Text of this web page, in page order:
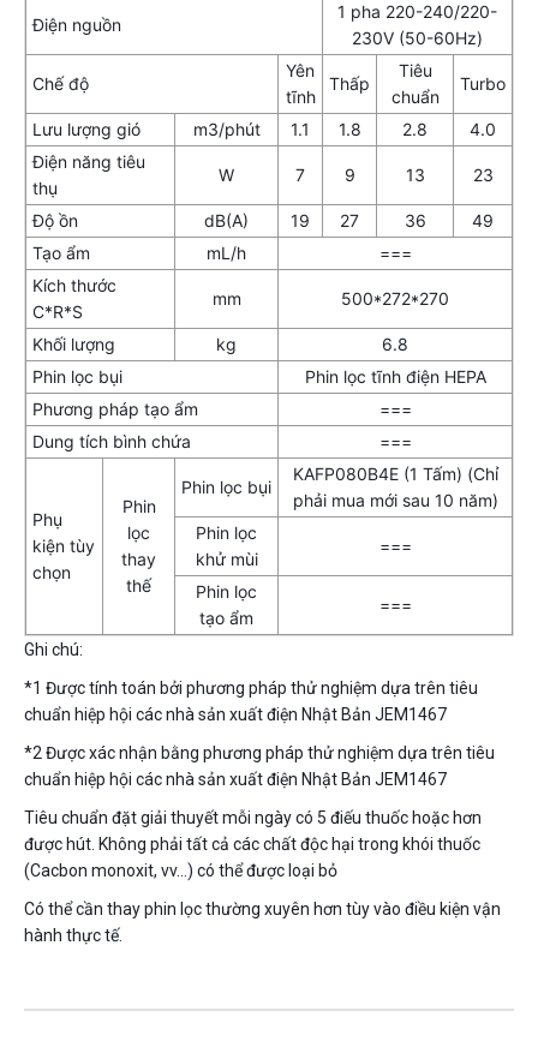
Điện nguồn
1 pha 220-240/220-
230V (50-60Hz)
Chế độ
Yên
tĩnh
Thấp
Tiêu
chuẩn
Turbo
Lưu lượng gió m3/phút 1.1 1.8 2.8
4.0
Điện năng tiêu
thụ
W 7 9 13 23
Độ ồn dB(A) 19 27 36
49
Tạo ẩm
mL/h
===
Kích thước
C*R*S
mm 500*272*270
Khối lượng kg
6.8
Phin lọc bụi
Phin lọc tĩnh điện HEPA
Phương pháp tạo ẩm
===
Dung tích bình chứa
===
Phụ
kiện tùy
chọn
Phin
lọc
thay
thế
Phin lọc bụi
KAFP080B4E (1 Tấm) (Chỉ
phải mua mới sau 10 năm)
Phin lọc
khử mùi
===
Phin lọc
tạo ẩm
===
Ghi chú:
*1 Được tính toán bởi phương pháp thử nghiệm dựa trên tiêu
chuẩn hiệp hội các nhà sản xuất điện Nhật Bản JEM1467
*2 Được xác nhận bằng phương pháp thử nghiệm dựa trên tiêu
chuẩn hiệp hội các nhà sản xuất điện Nhật Bản JEM1467
Tiêu chuẩn đặt giải thuyết mỗi ngày có 5 điếu thuốc hoặc hơn
được hút. Không phải tất cả các chất độc hại trong khói thuốc
(Cacbon monoxit, vv…) có thể được loại bỏ
Có thể cần thay phin lọc thường xuyên hơn tùy vào điều kiện vận
hành thực tế.